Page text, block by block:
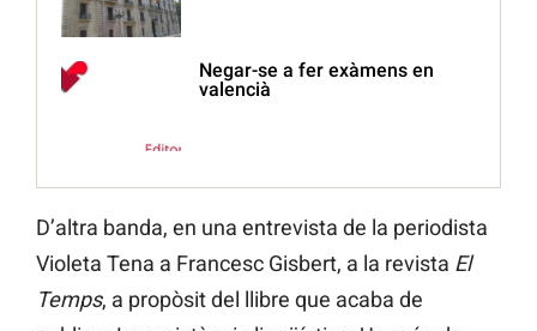
Negar-se a fer exàmens en
valencià
D’altra banda, en una entrevista de la periodista
Violeta Tena a Francesc Gisbert, a la revista El
Temps, a propòsit del llibre que acaba de